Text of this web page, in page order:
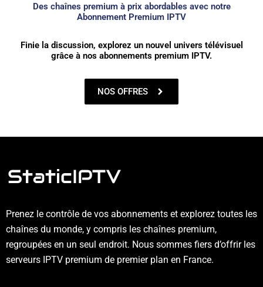
Des chaînes premium à prix abordables avec notre
Abonnement Premium IPTV
Finie la discussion, explorez un nouvel univers télévisuel
grâce à nos abonnements premium IPTV.
NOS OFFRES
Prenez le contrôle de vos abonnements et explorez toutes les
chaînes du monde, y compris les chaînes premium,
regroupées en un seul endroit. Nous sommes fiers d’offrir les
serveurs IPTV premium de premier plan en France.